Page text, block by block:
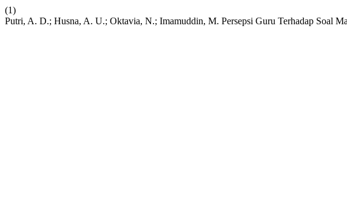
(1)
Putri, A. D.; Husna, A. U.; Oktavia, N.; Imamuddin, M. Persepsi Guru Terhadap Soal